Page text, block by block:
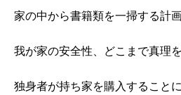
家の中から書籍類を一掃する計
我が家の安全性、どこまで真理
独身者が持ち家を購入すること